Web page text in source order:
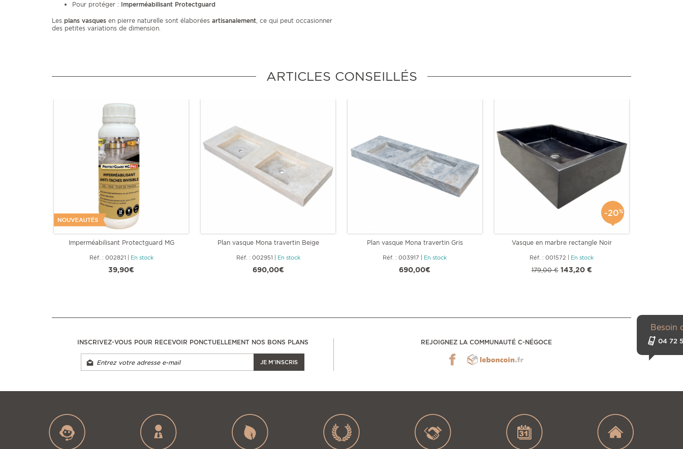
Besoin
04 72
Pour protéger : Imperméabilisant Protectguard
Les plans vasques en pierre naturelle sont élaborées artisanalement, ce qui peut occasionner
des petites variations de dimension.
ARTICLES CONSEILLÉS
Imperméabilisant Protectguard MG
Réf. : 002821 En stock
39,90€
Plan vasque Mona travertin Beige
Réf. : 002951 En stock
690,00€
Plan vasque Mona travertin Gris
Réf. : 003917 En stock
690,00€
-20%
Vasque en marbre rectangle Noir
Réf. : 001572 En stock
179,00 € 143,20 €
INSCRIVEZ-VOUS POUR RECEVOIR PONCTUELLEMENT NOS BONS PLANS
JE M'INSCRIS
REJOIGNEZ LA COMMUNAUTÉ C-NÉGOCE